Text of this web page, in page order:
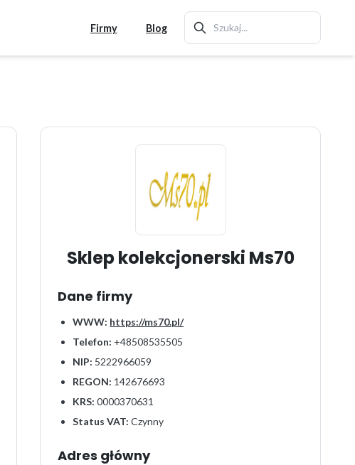
Firmy Blog
Sklep kolekcjonerski Ms70
Dane firmy
WWW: https://ms70.pl/
Telefon: +48508535505
NIP: 5222966059
REGON: 142676693
KRS: 0000370631
Status VAT: Czynny
Adres główny